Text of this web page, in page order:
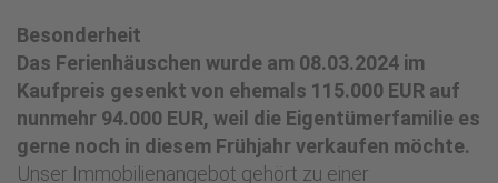
Besonderheit
Das Ferienhäuschen wurde am 08.03.2024 im
Kaufpreis gesenkt von ehemals 115.000 EUR auf
nunmehr 94.000 EUR, weil die Eigentümerfamilie es
gerne noch in diesem Frühjahr verkaufen möchte.
Unser Immobilienangebot gehört zu einer